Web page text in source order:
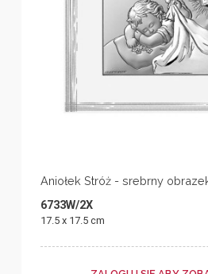
Aniołek Stróż - srebrny
6733W/2X
17.5 x 17.5 cm